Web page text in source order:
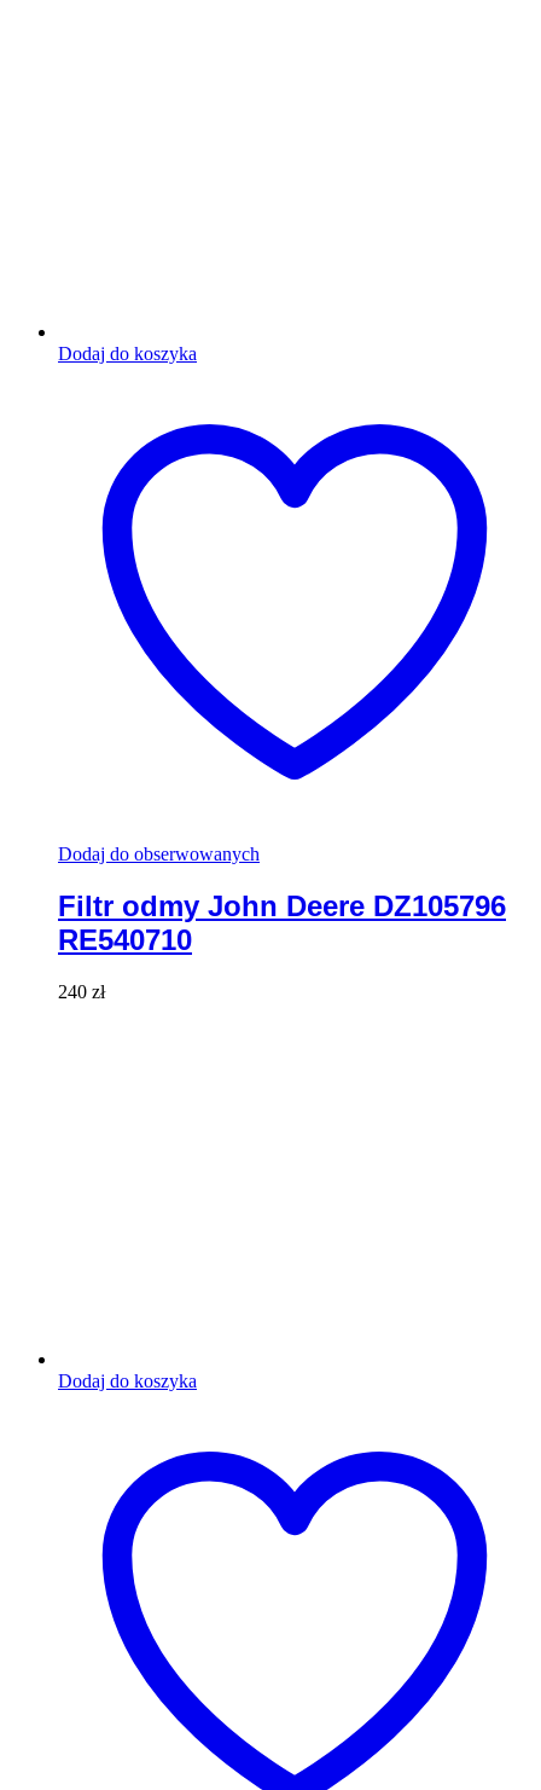
Dodaj do koszyka
Dodaj do obserwowanych
Filtr odmy John Deere DZ105796
RE540710
240 zł
Dodaj do koszyka